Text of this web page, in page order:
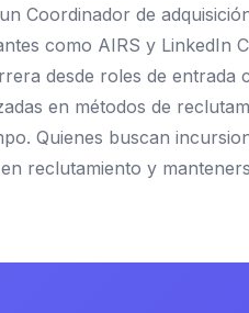
Coordinador de
como AIRS y LinkedIn
desde roles de entrada
en métodos de
Quienes buscan
reclutamiento y